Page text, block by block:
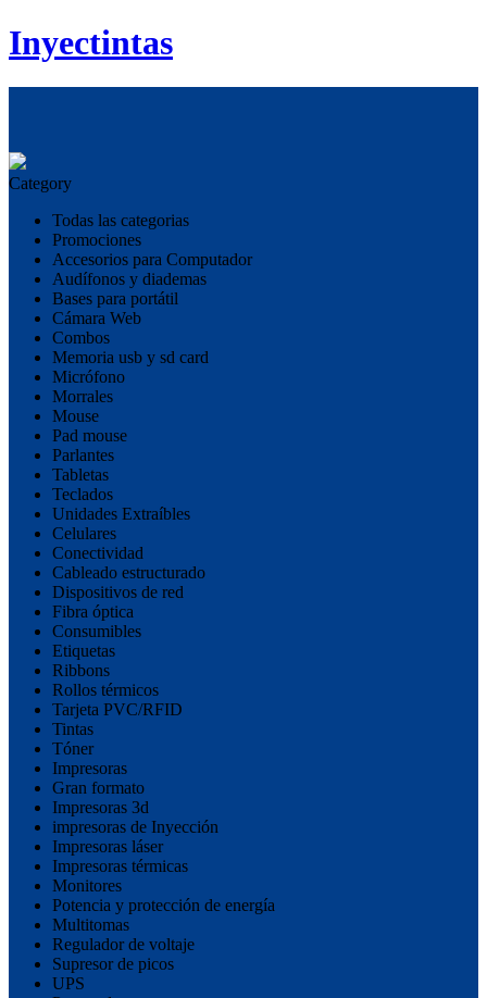
Inyectintas
Category
Todas las categorias
Promociones
Accesorios para Computador
Audífonos y diademas
Bases para portátil
Cámara Web
Combos
Memoria usb y sd card
Micrófono
Morrales
Mouse
Pad mouse
Parlantes
Tabletas
Teclados
Unidades Extraíbles
Celulares
Conectividad
Cableado estructurado
Dispositivos de red
Fibra óptica
Consumibles
Etiquetas
Ribbons
Rollos térmicos
Tarjeta PVC/RFID
Tintas
Tóner
Impresoras
Gran formato
Impresoras 3d
impresoras de Inyección
Impresoras láser
Impresoras térmicas
Monitores
Potencia y protección de energía
Multitomas
Regulador de voltaje
Supresor de picos
UPS